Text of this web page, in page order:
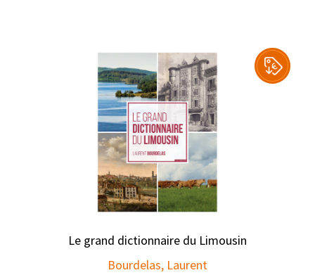
Le grand dictionnaire du Limousin
Bourdelas, Laurent